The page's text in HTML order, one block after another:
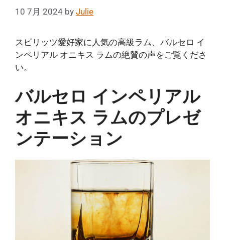
10 7月 2024 by Julie
スピリッツ愛好家に人気の高級ラム、バルセロ イ
ンペリアル オニキス ラムの絶賛の声をご覧くださ
い。
バルセロ インペリアル
オニキス ラムのプレゼ
ンテーション